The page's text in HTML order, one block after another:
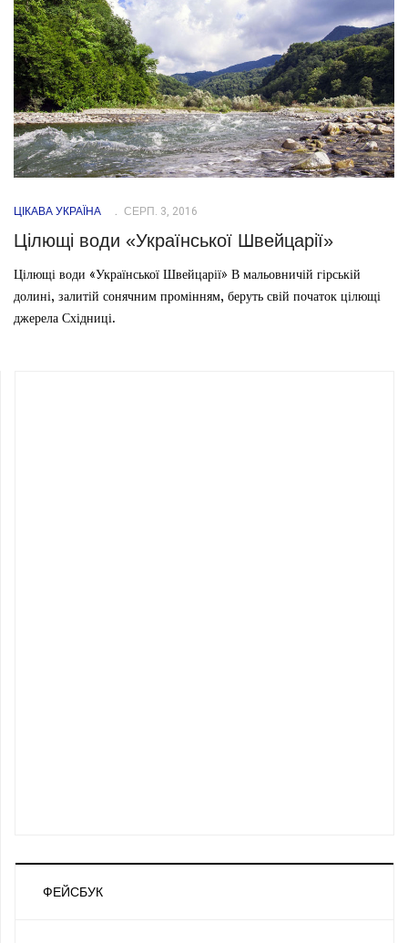
ЦІКАВА УКРАЇНА СЕРП. 3, 2016
Цілющі води «Української Швейцарії»
Цілющі води «Української Швейцарії» В мальовничій гірській
долині, залитій сонячним промінням, беруть свій початок цілющі
джерела Східниці.
ФЕЙСБУК